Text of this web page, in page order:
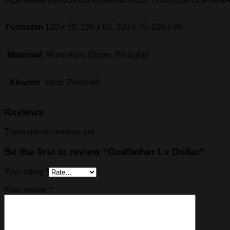
Formaten 120 x 50, 160 x 60, 200 x 75, 200 x 90
Materiaal Aluminium, Epoxy, Plexiglas
Kleuren kleur, Zwart-wit
Reviews
There are no reviews yet.
Be the first to review “Godfather Lv Dollar”
Your rating *
Your review *